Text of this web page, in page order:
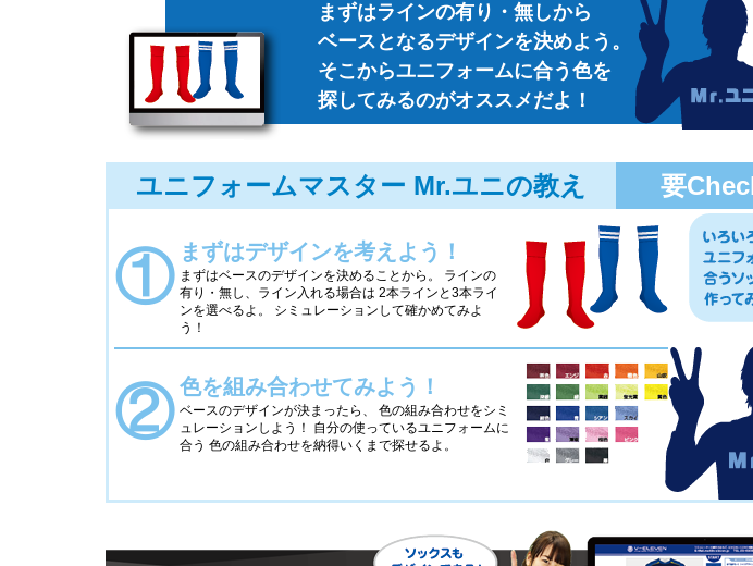
まずはラインの有り・無しから
ベースとなるデザインを決めよう。
そこからユニフォームに合う色を
探してみるのがオススメだよ！
ユニフォームマスター Mr.ユニの教え 要
① まずはデザインを考えよう！
まずはベースのデザインを決めることから。 ラインの
有り・無し、ライン入れる場合は 2本ラインと3本ライ
ンを選べるよ。 シミュレーションして確かめてみよ
う！
② 色を組み合わせてみよう！
ベースのデザインが決まったら、 色の組み合わせをシミ
ュレーションしよう！ 自分の使っているユニフォームに
合う 色の組み合わせを納得いくまで探せるよ。